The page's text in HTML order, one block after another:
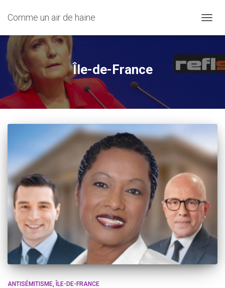
Comme un air de haine
Île-de-France
ANTISÉMITISME ÎLE-DE-FRANCE